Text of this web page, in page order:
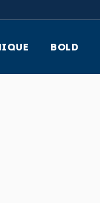
BOLD